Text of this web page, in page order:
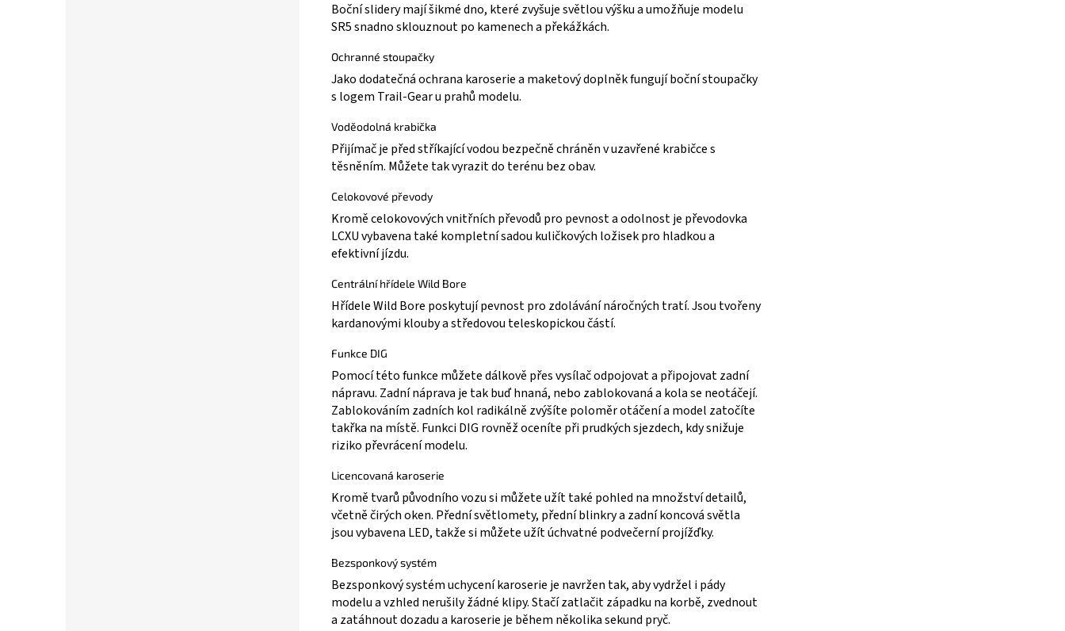
Boční slidery mají šikmé dno, které zvyšuje světlou výšku a umožňuje modelu
SR5 snadno sklouznout po kamenech a překážkách.
Ochranné stoupačky
Jako dodatečná ochrana karoserie a maketový doplněk fungují boční stoupačky
s logem Trail-Gear u prahů modelu.
Voděodolná krabička
Přijímač je před stříkající vodou bezpečně chráněn v uzavřené krabičce s
těsněním. Můžete tak vyrazit do terénu bez obav.
Celokovové převody
Kromě celokovových vnitřních převodů pro pevnost a odolnost je převodovka
LCXU vybavena také kompletní sadou kuličkových ložisek pro hladkou a
efektivní jízdu.
Centrální hřídele Wild Bore
Hřídele Wild Bore poskytují pevnost pro zdolávání náročných tratí. Jsou tvořeny
kardanovými klouby a středovou teleskopickou částí.
Funkce DIG
Pomocí této funkce můžete dálkově přes vysílač odpojovat a připojovat zadní
nápravu. Zadní náprava je tak buď hnaná, nebo zablokovaná a kola se neotáčejí.
Zablokováním zadních kol radikálně zvýšíte poloměr otáčení a model zatočíte
takřka na místě. Funkci DIG rovněž oceníte při prudkých sjezdech, kdy snižuje
riziko převrácení modelu.
Licencovaná karoserie
Kromě tvarů původního vozu si můžete užít také pohled na množství detailů,
včetně čirých oken. Přední světlomety, přední blinkry a zadní koncová světla
jsou vybavena LED, takže si můžete užít úchvatné podvečerní projížďky.
Bezsponkový systém
Bezsponkový systém uchycení karoserie je navržen tak, aby vydržel i pády
modelu a vzhled nerušily žádné klipy. Stačí zatlačit západku na korbě, zvednout
a zatáhnout dozadu a karoserie je během několika sekund pryč.